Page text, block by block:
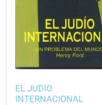
EL JUDIO
INTERNACIONAL